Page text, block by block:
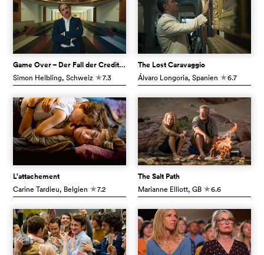
Game Over – Der Fall der Credit Suisse
Simon Helbling, Schweiz c7.3
The Lost Caravaggio
Álvaro Longoria, Spanien c6.7
L’attachement
Carine Tardieu, Belgien c7.2
The Salt Path
Marianne Elliott, GB c6.6